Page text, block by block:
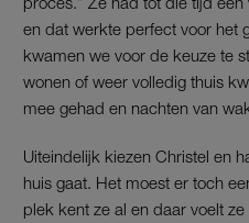
en dat werkte perfect voor het
kwamen we voor de keuze te
wonen of weer volledig thuis
mee gehad en nachten van
Uiteindelijk kiezen Christel en
huis gaat. Het moest er toch
plek kent ze al en daar voelt